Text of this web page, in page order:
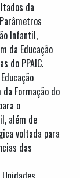
da
Infantil,
da Educação
do PPAIC.
Formação do
o
além de
voltada para
das